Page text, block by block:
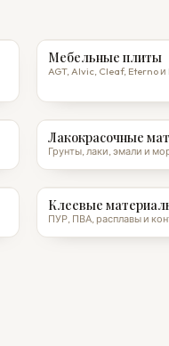
Мебельные плиты
AGT, Alvic, Cleaf, Eterno и
Лакокрасочные
Грунты, лаки, эмали и
Клеевые
ПУР, ПВА, расплавы и